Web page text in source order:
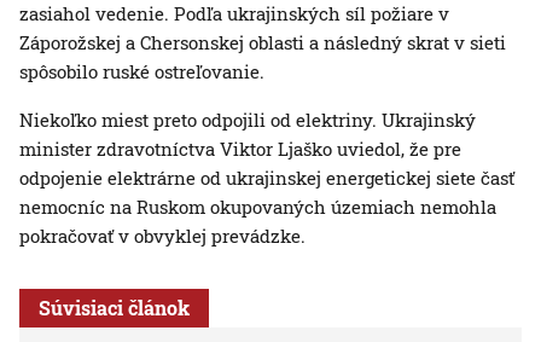
zasiahol vedenie. Podľa ukrajinských síl požiare v
Záporožskej a Chersonskej oblasti a následný skrat v sieti
spôsobilo ruské ostreľovanie.
Niekoľko miest preto odpojili od elektriny. Ukrajinský
minister zdravotníctva Viktor Ljaško uviedol, že pre
odpojenie elektrárne od ukrajinskej energetickej siete časť
nemocníc na Ruskom okupovaných územiach nemohla
pokračovať v obvyklej prevádzke.
Súvisiaci článok